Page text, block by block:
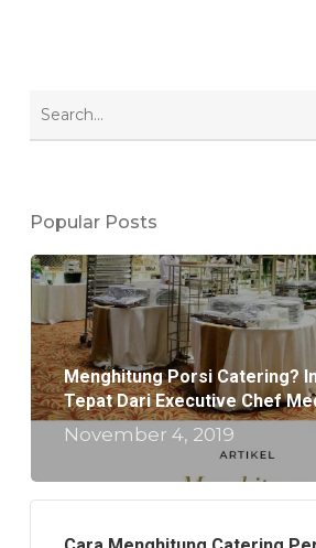
Popular Posts
Menghitung Porsi Catering?
Tepat Dari Executive Chef
November 4, 2019